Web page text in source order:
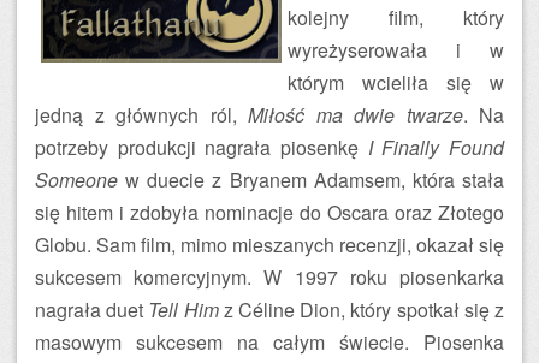
kolejny film, który
wyreżyserowała i w
którym wcieliła się w
jedną z głównych ról, Miłość ma dwie twarze. Na
potrzeby produkcji nagrała piosenkę I Finally Found
Someone w duecie z Bryanem Adamsem, która stała
się hitem i zdobyła nominacje do Oscara oraz Złotego
Globu. Sam film, mimo mieszanych recenzji, okazał się
sukcesem komercyjnym. W 1997 roku piosenkarka
nagrała duet Tell Himz Céline Dion, który spotkał się z
masowym sukcesem na całym świecie. Piosenka